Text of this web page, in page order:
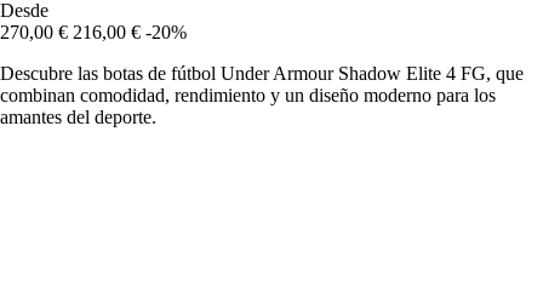
Desde
270,00 € 216,00 € -20%
Descubre las botas de fútbol Under Armour Shadow Elite 4 FG, que
combinan comodidad, rendimiento y un diseño moderno para los
amantes del deporte.